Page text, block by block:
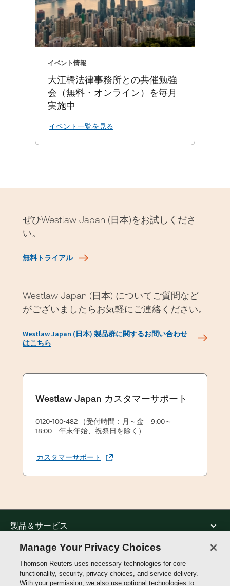
イベント情報
大江橋法律事務所との共催勉強
会（無料・オンライン）を毎月
実施中
イベント一覧を見る
ぜひWestlaw Japan (日本)をお試しくださ
い。
無料トライアル
Westlaw Japan (日本) についてご質問など
がございましたらお気軽にご連絡ください。
Westlaw Japan (日本) 製品群に関するお問い合わせ
はこちら
Westlaw Japan カスタマーサポート
0120-100-482 （受付時間：月～金 9:00～
18:00 年末年始、祝祭日を除く）
カスタマーサポート
製品＆サービス
サポート
Manage Your Privacy Choices
Thomson Reuters uses necessary technologies for core
functionality, security, privacy choices, and service delivery.
With your permission, we also use optional technologies to